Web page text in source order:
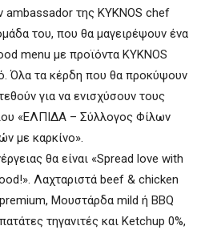
ambassador της KYKNOS chef
του, που θα μαγειρέψουν ένα
menu με προϊόντα KYKNOS
Όλα τα κέρδη που θα προκύψουν
για να ενισχύσουν τους
«ΕΛΠΙΔΑ – Σύλλογος Φίλων
με καρκίνο».
θα είναι «Spread love with
Λαχταριστά beef & chicken
Μουστάρδα mild ή BBQ
τηγανιτές και Κetchup 0%,